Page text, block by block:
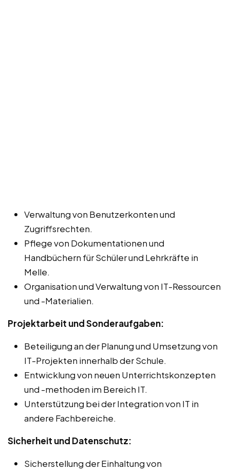
Verwaltung von Benutzerkonten und
Zugriffsrechten.
Pflege von Dokumentationen und
Handbüchern für Schüler und Lehrkräfte in
Melle.
Organisation und Verwaltung von IT-Ressourcen
und -Materialien.
Projektarbeit und Sonderaufgaben:
Beteiligung an der Planung und Umsetzung von
IT-Projekten innerhalb der Schule.
Entwicklung von neuen Unterrichtskonzepten
und -methoden im Bereich IT.
Unterstützung bei der Integration von IT in
andere Fachbereiche.
Sicherheit und Datenschutz:
Sicherstellung der Einhaltung von